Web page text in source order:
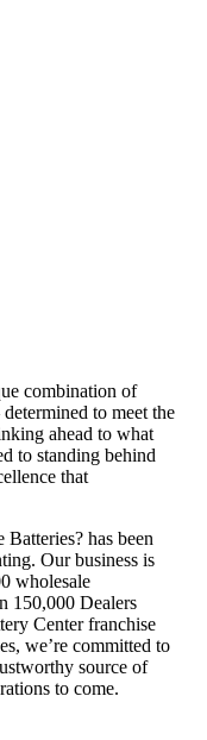
combination of
to meet the
ahead to what
to standing behind
that
has been
Our business is
wholesale
150,000 Dealers
Center franchise
we’re committed to
source of
to come.